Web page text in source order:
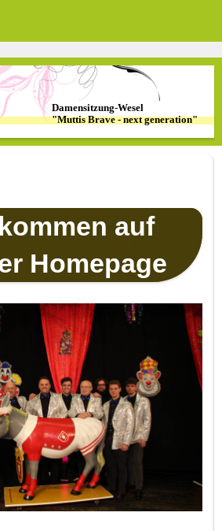
Damensitzung-Wesel
"Muttis Brave - next generation"
auf
Homepage